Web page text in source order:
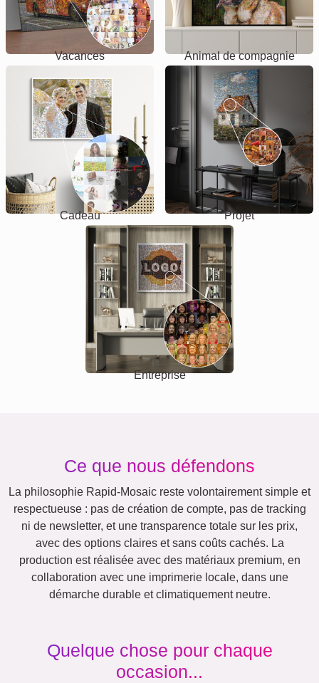
Vacances Animal de compagnie
Cadeau Projet
Entreprise
Ce que nous défendons
La philosophie Rapid-Mosaic reste volontairement simple et
respectueuse : pas de création de compte, pas de tracking
ni de newsletter, et une transparence totale sur les prix,
avec des options claires et sans coûts cachés. La
production est réalisée avec des matériaux premium, en
collaboration avec une imprimerie locale, dans une
démarche durable et climatiquement neutre.
Quelque chose pour chaque
occasion...